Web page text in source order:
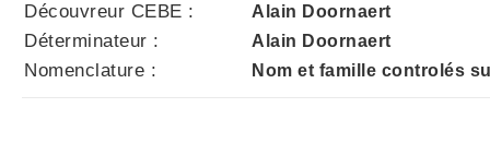
Découvreur CEBE : Alain Doornaert
Déterminateur : Alain Doornaert
Nomenclature : Nom et famille controlés